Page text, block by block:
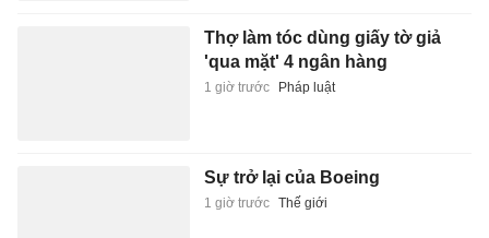
Thợ làm tóc dùng giấy tờ giả
'qua mặt' 4 ngân hàng
1 giờ trước Pháp luật
Sự trở lại của Boeing
1 giờ trước Thế giới